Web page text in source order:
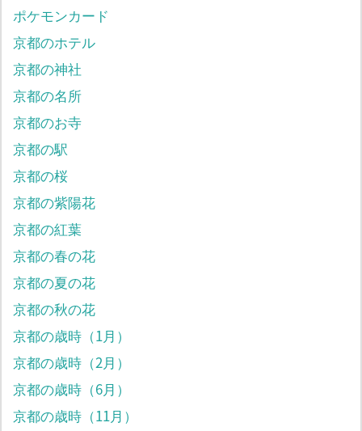
ポケモンカード
京都のホテル
京都の神社
京都の名所
京都のお寺
京都の駅
京都の桜
京都の紫陽花
京都の紅葉
京都の春の花
京都の夏の花
京都の秋の花
京都の歳時（1月）
京都の歳時（2月）
京都の歳時（6月）
京都の歳時（11月）